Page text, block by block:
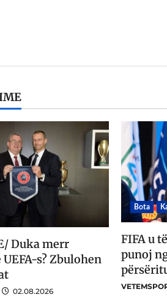
Duka merr
s? Zbulohen
02.08.2026
Bota
FIFA u
punoj